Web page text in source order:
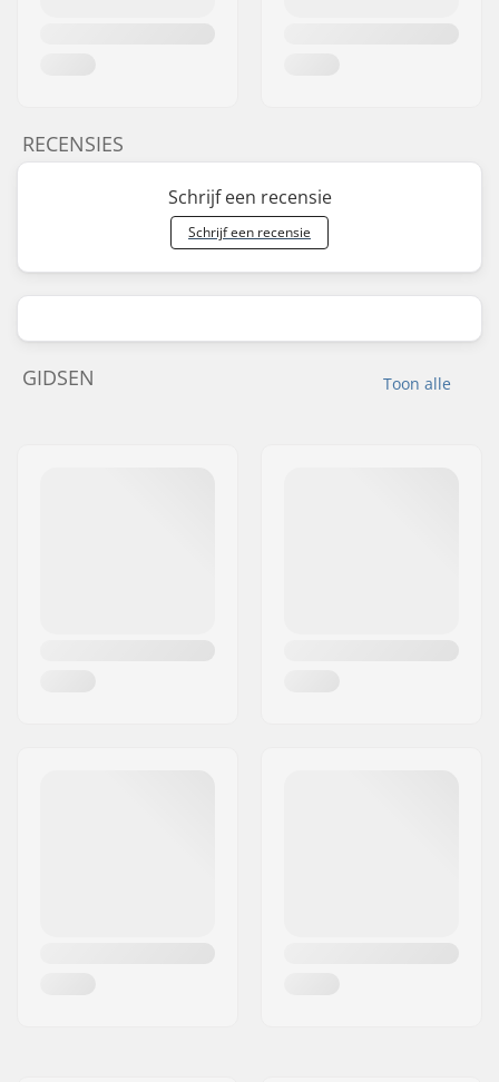
RECENSIES
Schrijf een recensie
Schrijf een recensie
Toon alle
GIDSEN